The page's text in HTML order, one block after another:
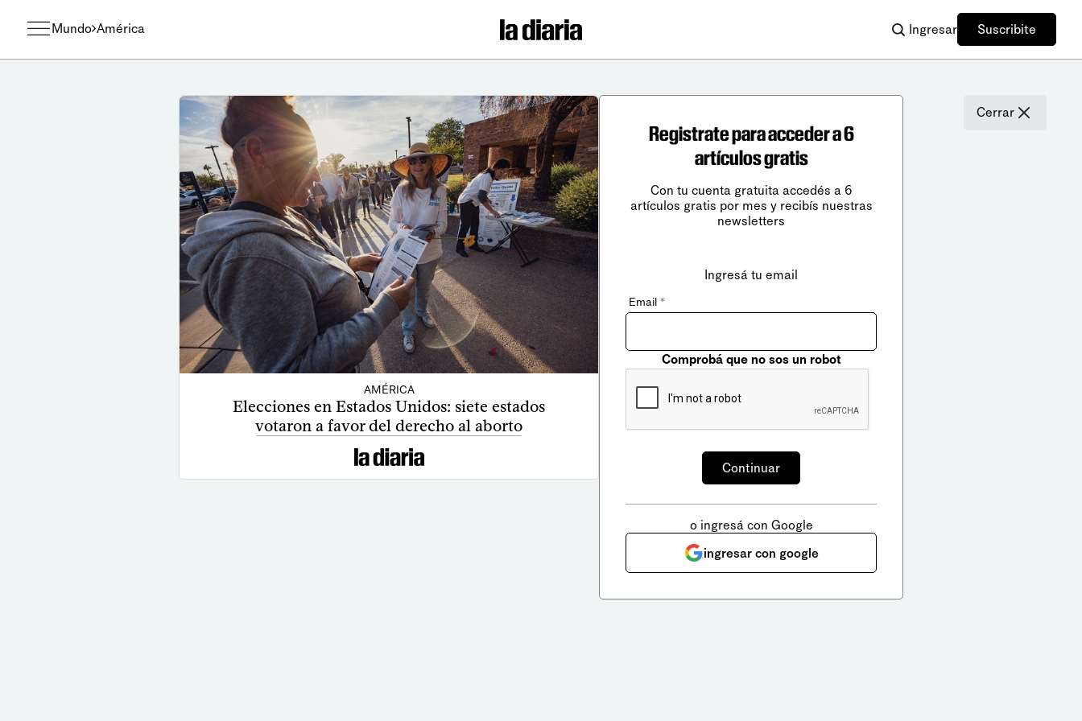
Mundo América Ingresar Suscribite
AMÉRICA
Elecciones en Estados Unidos: siete estados
votaron a favor del derecho al aborto
Cerrar
Registrate para acceder a 6
artículos gratis
Con tu cuenta gratuita accedés a 6
artículos gratis por mes y recibís nuestras
newsletters
Ingresá tu email
Email *
Comprobá que no sos un robot
o ingresá con Google
ingresar con google